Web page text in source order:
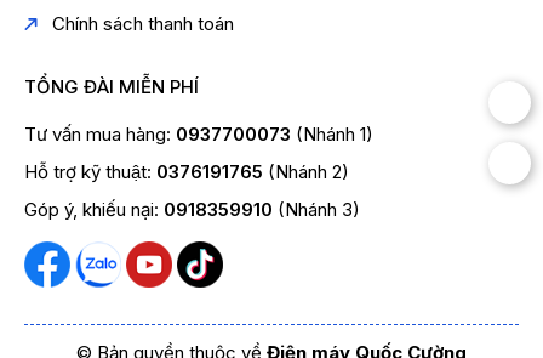
Chính sách thanh toán
TỔNG ĐÀI MIỄN PHÍ
Tư vấn mua hàng: 0937700073 (Nhánh 1)
Hỗ trợ kỹ thuật: 0376191765 (Nhánh 2)
Góp ý, khiếu nại: 0918359910 (Nhánh 3)
© Bản quyền thuộc về Điện máy Quốc Cường